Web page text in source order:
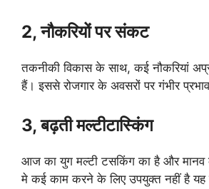
2, नौकरियों पर संकट
तकनीकी विकास के साथ, कई नौकरियां
हैं। इससे रोजगार के अवसरों पर गंभीर
3, बढ़ती मल्टीटास्किंग
आज का युग मल्टी टसकिंग का है और मानव
मे कई काम करने के लिए उपयुक्त नहीं है